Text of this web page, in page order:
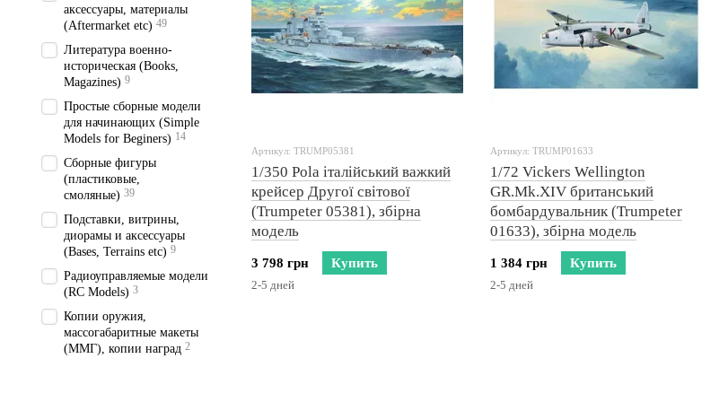
Артикул: TRUMP05381
1/350 Pola італійський важкий
крейсер Другої світової
(Trumpeter 05381), збірна
модель
3 798 грн Купить
2-5 дней
Артикул: TRUMP01633
1/72 Vickers Wellington
GR.Mk.XIV британський
бомбардувальник (Trumpeter
01633), збірна модель
1 384 грн Купить
2-5 дней
аксессуары, материалы
(Aftermarket etc) 49
Литература военно-
историческая (Books,
Magazines) 9
Простые сборные модели
для начинающих (Simple
Models for Beginers) 14
Сборные фигуры
(пластиковые,
смоляные) 39
Подставки, витрины,
диорамы и аксессуары
(Bases, Terrains etc) 9
Радиоуправляемые модели
(RC Models) 3
Копии оружия,
массогабаритные макеты
(ММГ), копии наград 2